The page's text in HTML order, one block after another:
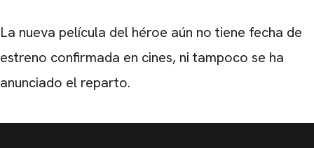
La nueva película del héroe aún no tiene fecha de
estreno confirmada en cines, ni tampoco se ha
anunciado el reparto.